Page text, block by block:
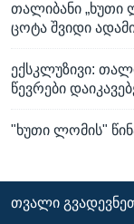
თალიბანი „ხუთი
ცოტა შვიდი
ექსკლუზივი:
წევრები
"ხუთი ლომის"
ᲗᲕᲐᲚᲘ